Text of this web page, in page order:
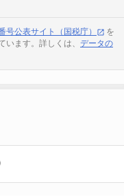
号公表サイト（国税庁）
を
います。詳しくは、 データの